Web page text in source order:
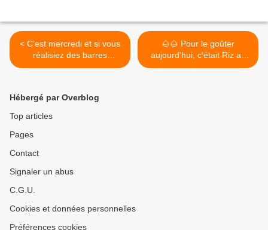
< C'est mercredi et si vous
réalisiez des barres
chocolatées à la Noix De
#barrechocolatée #chocolat
🌰🌰 Pour le goûter
aujourd'hui, c'était Riz au
Lait à la Noisette ...
Hébergé par Overblog
Top articles
Pages
Contact
Signaler un abus
C.G.U.
Cookies et données personnelles
Préférences cookies